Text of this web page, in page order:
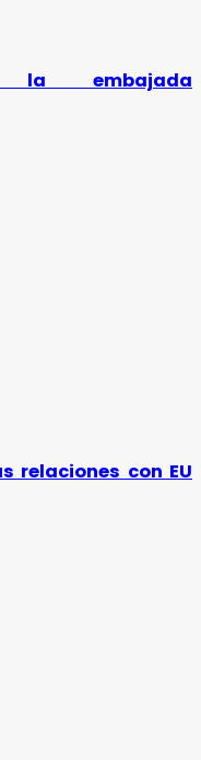
la embajada
relaciones con EU